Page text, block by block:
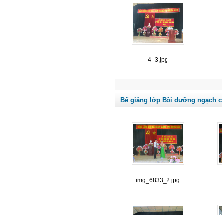
4_3.jpg
Bế giảng lớp Bồi dưỡng ngạch
img_6833_2.jpg